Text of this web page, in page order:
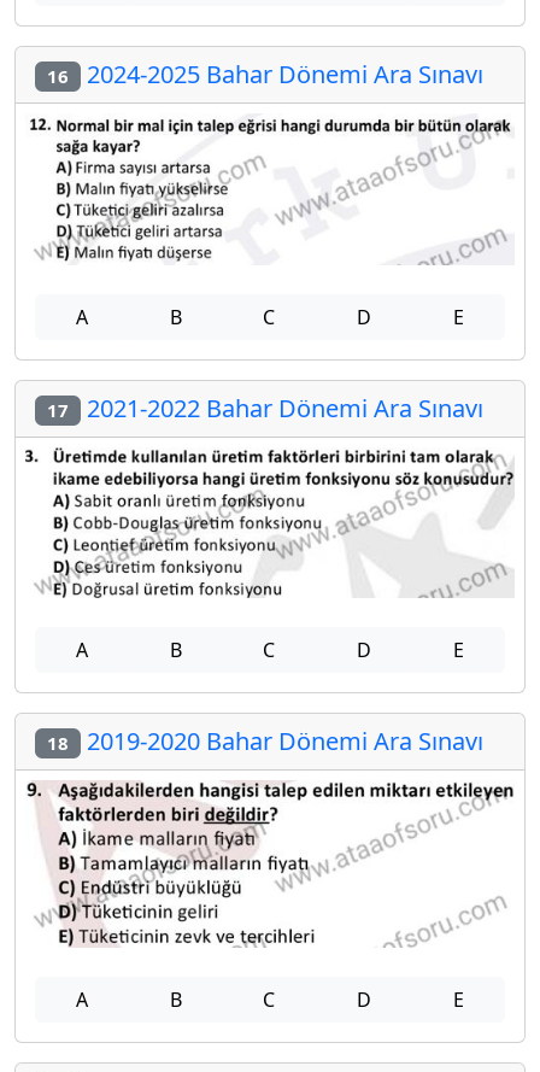
16 2024-2025 Bahar Dönemi Ara Sınavı
A B C D E
17 2021-2022 Bahar Dönemi Ara Sınavı
A B C D E
18 2019-2020 Bahar Dönemi Ara Sınavı
A B C D E